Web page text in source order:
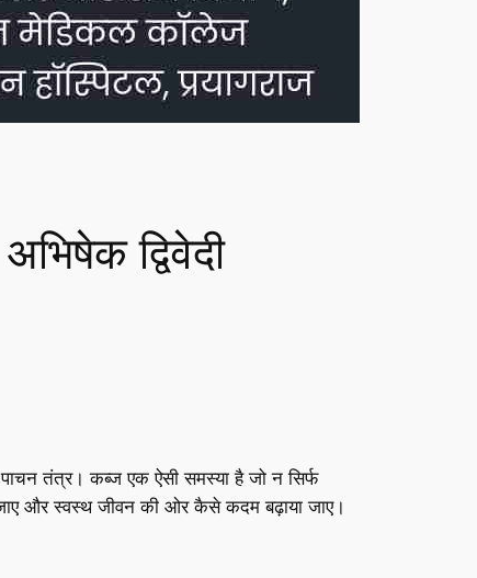
द्विवेदी
तंत्र। कब्ज एक ऐसी समस्या है जो न सिर्फ
और स्वस्थ जीवन की ओर कैसे कदम बढ़ाया जाए।